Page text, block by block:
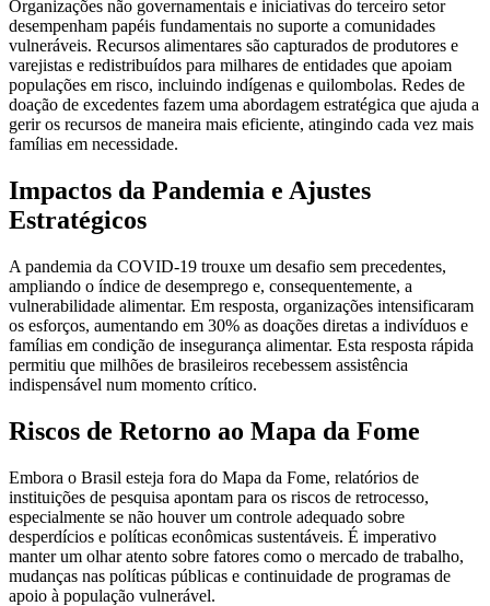
Organizações não governamentais e iniciativas do terceiro setor
desempenham papéis fundamentais no suporte a comunidades
vulneráveis. Recursos alimentares são capturados de produtores e
varejistas e redistribuídos para milhares de entidades que apoiam
populações em risco, incluindo indígenas e quilombolas. Redes de
doação de excedentes fazem uma abordagem estratégica que ajuda a
gerir os recursos de maneira mais eficiente, atingindo cada vez mais
famílias em necessidade.
Impactos da Pandemia e Ajustes
Estratégicos
A pandemia da COVID-19 trouxe um desafio sem precedentes,
ampliando o índice de desemprego e, consequentemente, a
vulnerabilidade alimentar. Em resposta, organizações intensificaram
os esforços, aumentando em 30% as doações diretas a indivíduos e
famílias em condição de insegurança alimentar. Esta resposta rápida
permitiu que milhões de brasileiros recebessem assistência
indispensável num momento crítico.
Riscos de Retorno ao Mapa da Fome
Embora o Brasil esteja fora do Mapa da Fome, relatórios de
instituições de pesquisa apontam para os riscos de retrocesso,
especialmente se não houver um controle adequado sobre
desperdícios e políticas econômicas sustentáveis. É imperativo
manter um olhar atento sobre fatores como o mercado de trabalho,
mudanças nas políticas públicas e continuidade de programas de
apoio à população vulnerável.